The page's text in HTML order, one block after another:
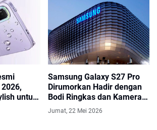
untuk
Samsung Galaxy S27 Pro
Dirumorkan Hadir dengan
Bodi Ringkas dan Kamera
200MP
Jumat, 22 Mei 2026